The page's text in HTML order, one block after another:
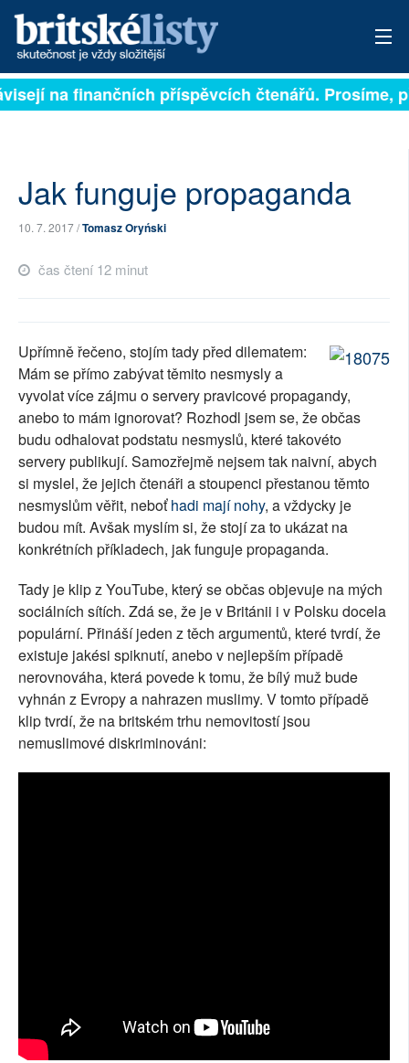
PŘIHLÁSIT
ARCHIV
ROZHOVORY
TÉMATA
AUTOŘI
PŘÍSPĚVKY NA PROVOZ
SOCIÁLNÍ SÍTĚ
RUBRIKY
PLNÁ VERZE STRÁNEK
na finančních příspěvcích čtenářů. Prosíme,
Jak funguje propaganda
10. 7. 2017 /Tomasz Oryński
čas čtení 12 minut
Upřímně řečeno, stojím tady před dilematem:
Mám se přímo zabývat těmito nesmysly a
vyvolat více zájmu o servery pravicové propagandy,
anebo to mám ignorovat? Rozhodl jsem se, že občas
budu odhalovat podstatu nesmyslů, které takovéto
servery publikují. Samozřejmě nejsem tak naivní, abych
si myslel, že jejich čtenáři a stoupenci přestanou těmto
nesmyslům věřit, neboťhadi mají nohy, a vždycky je
budou mít. Avšak myslím si, že stojí za to ukázat na
konkrétních příkladech, jak funguje propaganda.
Tady je klip z YouTube, který se občas objevuje na mých
sociálních sítích. Zdá se, že je v Británii i v Polsku docela
populární. Přináší jeden z těch argumentů, které tvrdí, že
existuje jakési spiknutí, anebo v nejlepším případě
nerovnováha, která povede k tomu, že bílý muž bude
vyhnán z Evropy a nahrazen muslimy. V tomto případě
klip tvrdí, že na britském trhu nemovitostí jsou
nemuslimové diskriminováni: